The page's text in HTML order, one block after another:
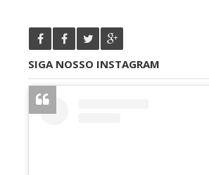
SIGA NOSSO INSTAGRAM